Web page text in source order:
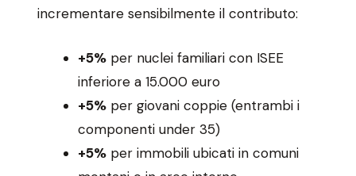
incrementare sensibilmente il contributo:
+5% per nuclei familiari con ISEE
inferiore a 15.000 euro
+5% per giovani coppie (entrambi i
componenti under 35)
+5% per immobili ubicati in comuni